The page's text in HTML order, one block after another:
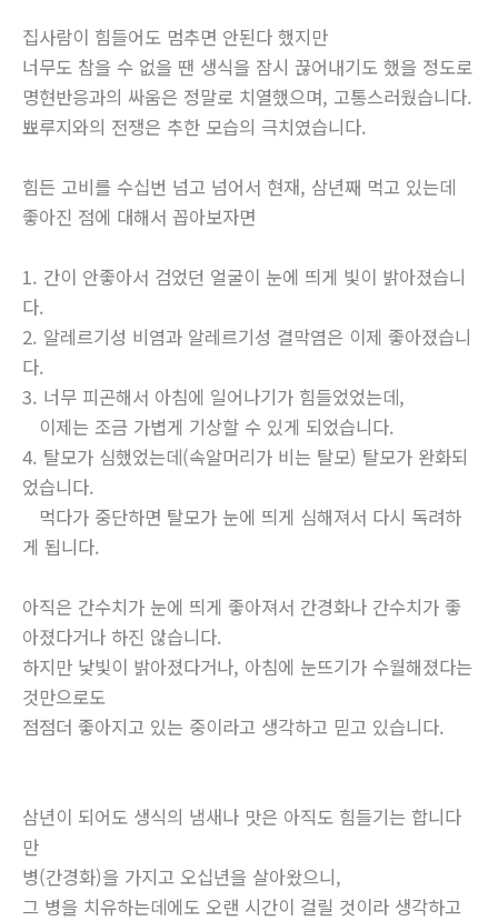
집사람이 힘들어도 멈추면 안된다 했지만
너무도 참을 수 없을 땐 생식을 잠시 끊어내기도 했을 정도로
명현반응과의 싸움은 정말로 치열했으며, 고통스러웠습니다.
뾰루지와의 전쟁은 추한 모습의 극치였습니다.
힘든 고비를 수십번 넘고 넘어서 현재, 삼년째 먹고 있는데
좋아진 점에 대해서 꼽아보자면
1. 간이 안좋아서 검었던 얼굴이 눈에 띄게 빛이 밝아졌습니
다.
2. 알레르기성 비염과 알레르기성 결막염은 이제 좋아졌습니
다.
3. 너무 피곤해서 아침에 일어나기가 힘들었었는데,
이제는 조금 가볍게 기상할 수 있게 되었습니다.
4. 탈모가 심했었는데(속알머리가 비는 탈모) 탈모가 완화되
었습니다.
먹다가 중단하면 탈모가 눈에 띄게 심해져서 다시 독려하
게 됩니다.
아직은 간수치가 눈에 띄게 좋아져서 간경화나 간수치가 좋
아졌다거나 하진 않습니다.
하지만 낯빛이 밝아졌다거나, 아침에 눈뜨기가 수월해졌다는
것만으로도
점점더 좋아지고 있는 중이라고 생각하고 믿고 있습니다.
삼년이 되어도 생식의 냄새나 맛은 아직도 힘들기는 합니다
만
병(간경화)을 가지고 오십년을 살아왔으니,
그 병을 치유하는데에도 오랜 시간이 걸릴 것이라 생각하고